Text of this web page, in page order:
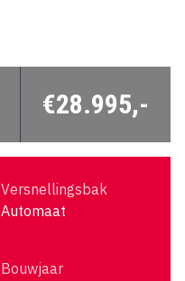
€28.995,-
Versnellingsbak
Automaat
Bouwjaar